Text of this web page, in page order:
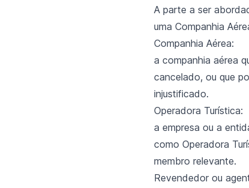
A parte a ser
uma Companhia
Companhia Aérea:
a companhia aérea
cancelado, ou que
injustificado.
Operadora Turística:
a empresa ou a
como Operadora
membro relevante.
Revendedor ou